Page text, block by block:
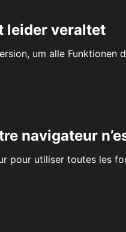
leider veraltet
um alle
navigateur
pour utiliser toutes les